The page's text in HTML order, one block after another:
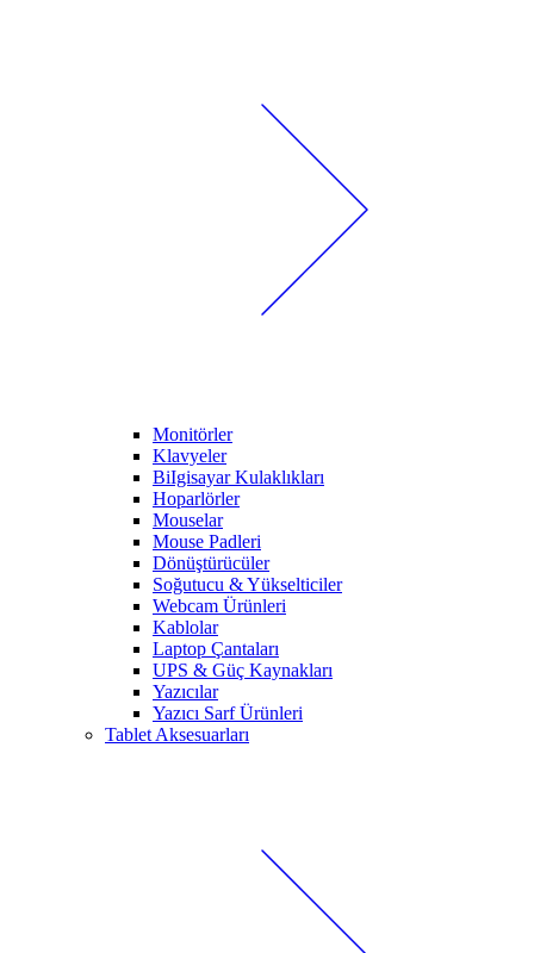
Monitörler
Klavyeler
BiIgisayar Kulaklıkları
Hoparlörler
Mouselar
Mouse Padleri
Dönüştürücüler
Soğutucu & Yükselticiler
Webcam Ürünleri
Kablolar
Laptop Çantaları
UPS & Güç Kaynakları
Yazıcılar
Yazıcı Sarf Ürünleri
Tablet Aksesuarları